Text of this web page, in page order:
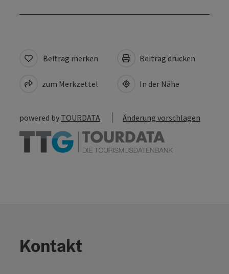
Beitrag merken
zum Merkzettel
Beitrag drucken
In der Nähe
powered by TOURDATA Änderung vorschlagen
Kontakt